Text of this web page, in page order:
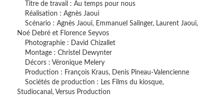
Titre de travail : Au temps pour nous
Réalisation : Agnès Jaoui
Scénario : Agnès Jaoui, Emmanuel Salinger, Laurent Jaoui,
Noé Debré et Florence Seyvos
Photographie : David Chizallet
Montage : Christel Dewynter
Décors : Véronique Melery
Production : François Kraus, Denis Pineau-Valencienne
Sociétés de production : Les Films du kiosque,
Studiocanal, Versus Production